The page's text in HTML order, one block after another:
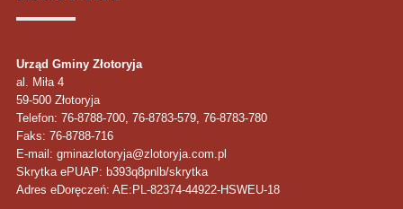
Urząd Gminy Złotoryja
al. Miła 4
59-500 Złotoryja
Telefon: 76-8788-700, 76-8783-579, 76-8783-780
Faks: 76-8788-716
E-mail: gminazlotoryja@zlotoryja.com.pl
Skrytka ePUAP: b393q8pnlb/skrytka
Adres eDoręczeń: AE:PL-82374-44922-HSWEU-18